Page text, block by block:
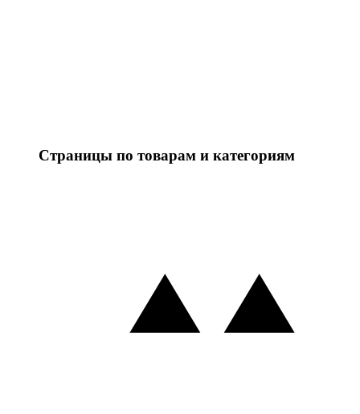
Страницы по товарам и категориям